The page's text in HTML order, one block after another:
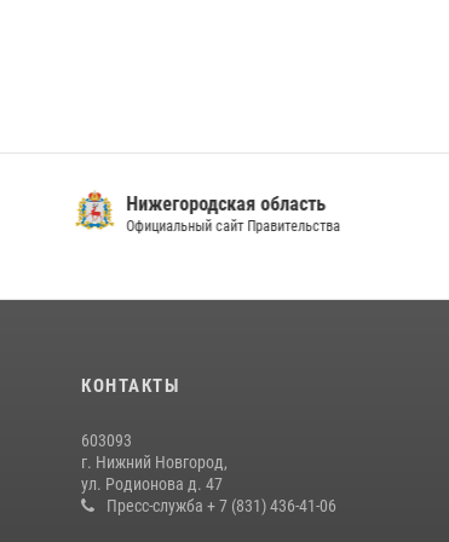
Нижегородская область
Официальный сайт Правительства
КОНТАКТЫ
603093
г. Нижний Новгород,
ул. Родионова д. 47
Пресс-служба + 7 (831) 436-41-06